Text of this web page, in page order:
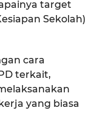
target
Sekolah)
cara
terkait,
yang biasa